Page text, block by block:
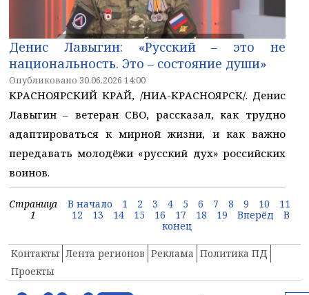
Денис Лавыгин: «Русский – это не
национальность. Это – состояние души»
Опубликовано 30.06.2026 14:00
КРАСНОЯРСКИЙ КРАЙ, /НИА-КРАСНОЯРСК/. Денис
Лавыгин – ветеран СВО, рассказал, как трудно
адаптироваться к мирной жизни, и как важно
передавать молодёжи «русский дух» российских
воинов.
Страница
1
В начало 1 2 3 4 5 6 7 8 9 10
11
12
13 14 15 16 17 18 19 Вперёд
В
конец
Контакты Лента регионов Реклама Политика ПД
Проекты